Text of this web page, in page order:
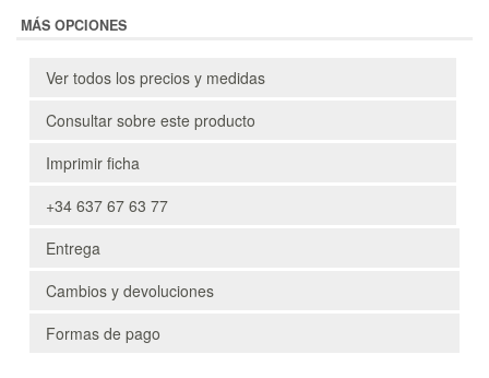
MÁS OPCIONES
Ver todos los precios y medidas
Consultar sobre este producto
Imprimir ficha
+34 637 67 63 77
Entrega
Cambios y devoluciones
Formas de pago